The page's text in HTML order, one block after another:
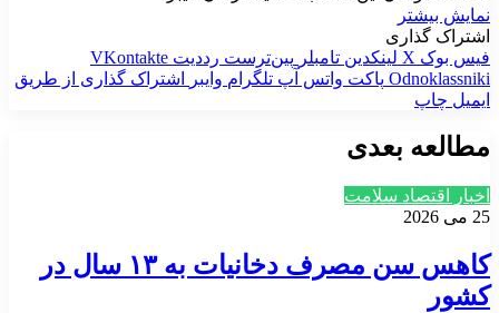
نمایش بیشتر
اشتراک گذاری
فیس بوک X لینکدین ‫تامبلر ‫پین‌ترست ‫رددیت ‫VKontakte
‫Odnoklassniki پاکت واتس آپ تلگرام وایبر
اشتراک گذاری از طریق
ایمیل چاپ
مطالعه بعدی
اخبار اقتصاد سلامت
25 می 2026
کاهس سن مصرف دخانیات به ۱۳ سال در
کشور